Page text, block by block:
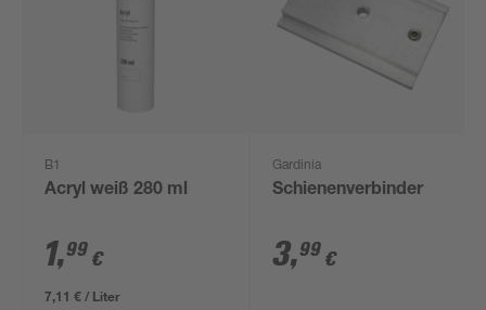
B1
Acryl weiß 280 ml
1,99 €
7,11 € / Liter
Gardinia
Schienenverbinder
3,99 €